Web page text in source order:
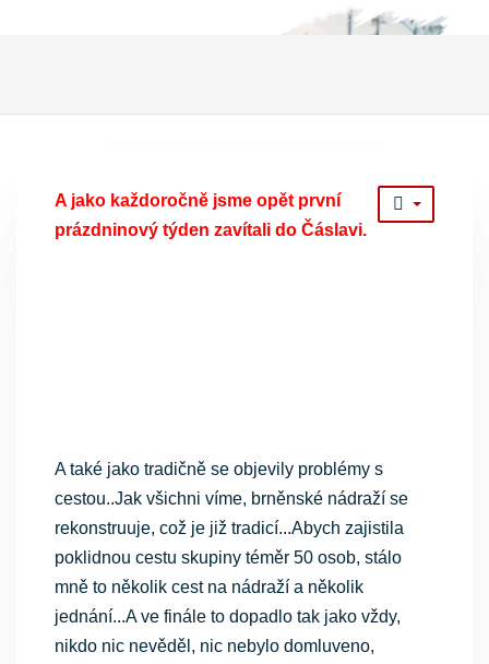
A jako každoročně jsme opět první
prázdninový týden zavítali do Čáslavi.
A také jako tradičně se objevily problémy s
cestou..Jak všichni víme, brněnské nádraží se
rekonstruuje, což je již tradicí...Abych zajistila
poklidnou cestu skupiny téměr 50 osob, stálo
mně to několik cest na nádraží a několik
jednání...A ve finále to dopadlo tak jako vždy,
nikdo nic nevěděl, nic nebylo domluveno,